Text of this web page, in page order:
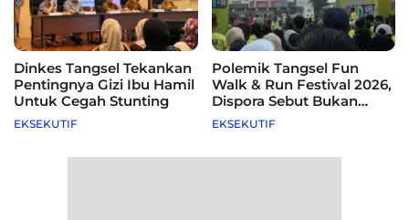
Dinkes Tangsel Tekankan
Pentingnya Gizi Ibu Hamil
Untuk Cegah Stunting
EKSEKUTIF
Polemik Tangsel Fun
Walk & Run Festival 2026,
Dispora Sebut Bukan
Agenda Pemkot
EKSEKUTIF